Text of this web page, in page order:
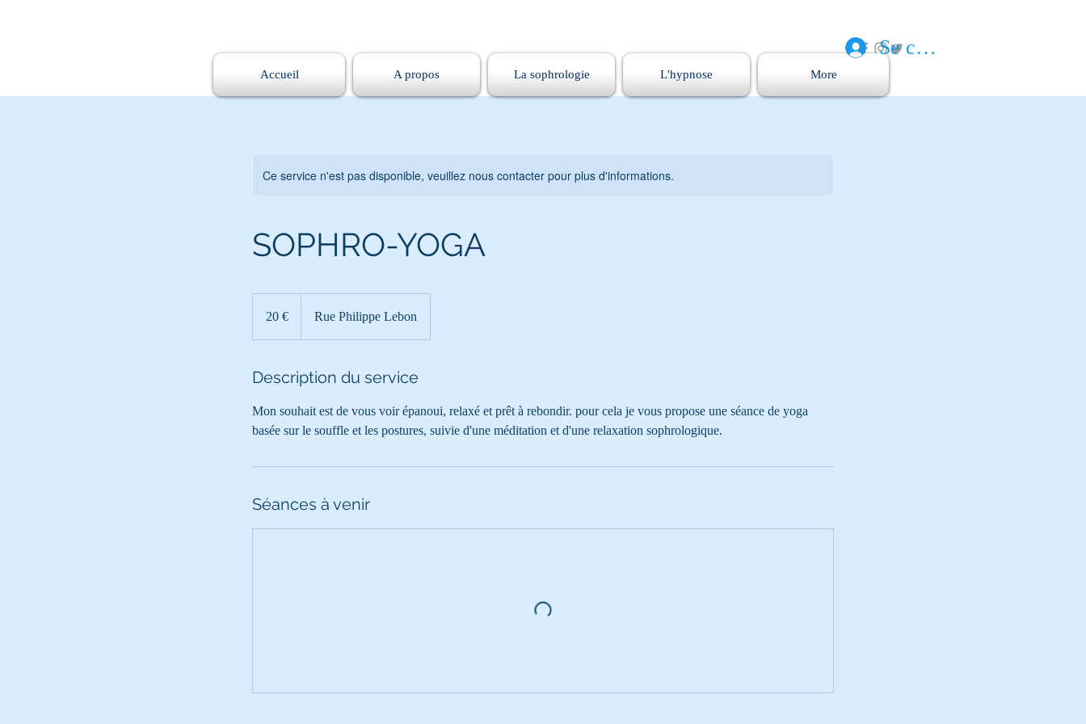
Accueil A propos La sophrologie L'hypnose More
Se connecter
Ce service n'est pas disponible, veuillez nous contacter pour plus d'informations.
SOPHRO-YOGA
20 € Rue Philippe Lebon
Description du service
Mon souhait est de vous voir épanoui, relaxé et prêt à rebondir. pour cela je vous propose une séance de yoga
basée sur le souffle et les postures, suivie d'une méditation et d'une relaxation sophrologique.
Séances à venir